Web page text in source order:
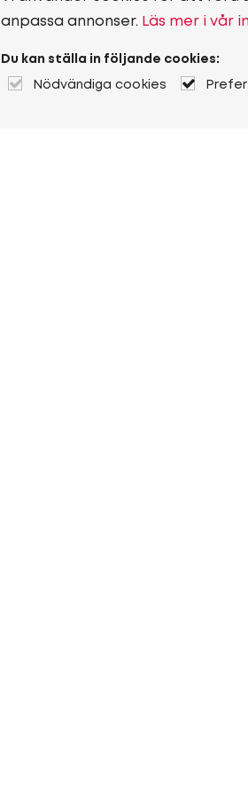
anpassa annonser. Läs mer i vår
Du kan ställa in följande cookies:
Nödvändiga cookies